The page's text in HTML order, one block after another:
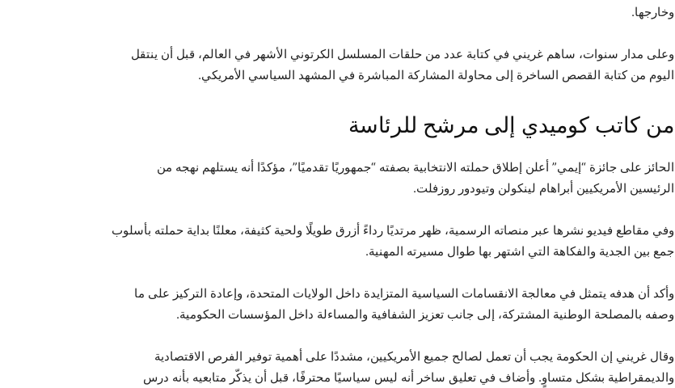
وخارجها.
وعلى مدار سنوات، ساهم غريني في كتابة عدد من حلقات المسلسل الكرتوني الأشهر في العالم، قبل أن ينتقل
اليوم من كتابة القصص الساخرة إلى محاولة المشاركة المباشرة في المشهد السياسي الأمريكي.
من كاتب كوميدي إلى مرشح للرئاسة
الحائز على جائزة “إيمي” أعلن إطلاق حملته الانتخابية بصفته “جمهوريًا تقدميًا”، مؤكدًا أنه يستلهم نهجه من
الرئيسين الأمريكيين أبراهام لينكولن وتيودور روزفلت.
وفي مقاطع فيديو نشرها عبر منصاته الرسمية، ظهر مرتديًا رداءً أزرق طويلًا ولحية كثيفة، معلنًا بداية حملته بأسلوب
جمع بين الجدية والفكاهة التي اشتهر بها طوال مسيرته المهنية.
وأكد أن هدفه يتمثل في معالجة الانقسامات السياسية المتزايدة داخل الولايات المتحدة، وإعادة التركيز على ما
وصفه بالمصلحة الوطنية المشتركة، إلى جانب تعزيز الشفافية والمساءلة داخل المؤسسات الحكومية.
وقال غريني إن الحكومة يجب أن تعمل لصالح جميع الأمريكيين، مشددًا على أهمية توفير الفرص الاقتصادية
والديمقراطية بشكل متساوٍ. وأضاف في تعليق ساخر أنه ليس سياسيًا محترفًا، قبل أن يذكّر متابعيه بأنه درس